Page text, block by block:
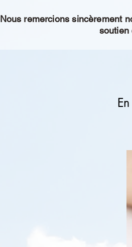
Nous remercions sincèrement
soutien